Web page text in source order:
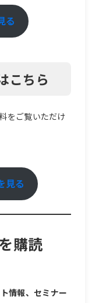
る
こちら
をご覧いただけ
見る
購読
情報、セミナー